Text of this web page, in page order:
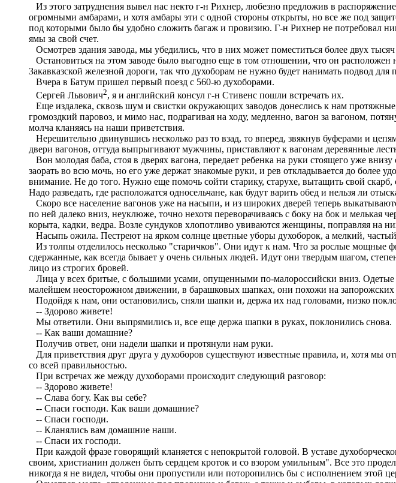
Из этого затруднения вывел нас некто г-н Рихнер, любезно предложив в
огромными амбарами, и хотя амбары эти с одной стороны открыты, но все же под
под которыми было бы удобно сложить багаж и провизию. Г-н Рихнер не потребовал
ямы за свой счет.
Осмотрев здания завода, мы убедились, что в них может поместиться более двух тысяч
Остановиться на этом заводе было выгодно еще в том отношении, что он расположен
Закавказской железной дороги, так что духоборам не нужно будет нанимать подвод для
Вчера в Батум пришел первый поезд с 560-ю духоборами.
Сергей Львович2, я и английский консул г-н Стивенс пошли встречать их.
Еще издалека, сквозь шум и свистки окружающих заводов донеслись к нам
громоздкий паровоз, и мимо нас, подрагивая на ходу, медленно, вагон за вагоном,
молча кланяясь на наши приветствия.
Нерешительно двинувшись несколько раз то взад, то вперед, звякнув буферами и
двери вагонов, оттуда выпрыгивают мужчины, приставляют к вагонам деревянные
Вон молодая баба, стоя в дверях вагона, передает ребенка на руки стоящего уже
заорать во всю мочь, но его уже держат знакомые руки, и рев откладывается до более
внимание. Не до того. Нужно еще помочь сойти старику, старухе, вытащить свой
Надо разведать, где расположатся односельчане, как будут варить обед и нельзя ли
Скоро все население вагонов уже на насыпи, и из широких дверей теперь
по ней далеко вниз, неуклюже, точно нехотя переворачиваясь с боку на бок и
корыта, кадки, ведра. Возле сундуков хлопотливо увиваются женщины, поправляя на
Насыпь ожила. Пестреют на ярком солнце цветные уборы духоборок, а мелкий,
Из толпы отделилось несколько "старичков". Они идут к нам. Что за рослые
сдержанные, как всегда бывает у очень сильных людей. Идут они твердым шагом,
лицо из строгих бровей.
Лица у всех бритые, с большими усами, опущенными по-малороссийски вниз. Одетые
малейшем неосторожном движении, в барашковых шапках, они похожи на запорожских
Подойдя к нам, они остановились, сняли шапки и, держа их над головами, низко
-- Здорово живете!
Мы ответили. Они выпрямились и, все еще держа шапки в руках, поклонились снова.
-- Как ваши домашние?
Получив ответ, они надели шапки и протянули нам руки.
Для приветствия друг друга у духоборов существуют известные правила, и, хотя мы
со всей правильностью.
При встречах же между духоборами происходит следующий разговор:
-- Здорово живете!
-- Слава богу. Как вы себе?
-- Спаси господи. Как ваши домашние?
-- Спаси господи.
-- Кланялись вам домашние наши.
-- Спаси их господи.
При каждой фразе говорящий кланяется с непокрытой головой. В уставе
своим, христианин должен быть сердцем кроток и со взором умильным". Все это
никогда я не видел, чтобы они пропустили или поторопились бы с исполнением этой